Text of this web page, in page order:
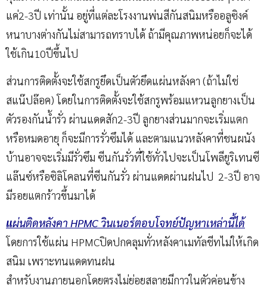
แค่2-3ปี เท่านั้น อยู่ที่แต่ละโรงงานพ่นสีกันสนิมหรืออลูซิงค์
หนาบางต่างกันไม่สามารถทราบได้ ถ้ามีคุณภาพหน่อยก็จะได้
ใช้เกิน10ปีขึ้นไป
ส่วนการติดตั้งจะใช้สกรูยึดเป็นตัวยึดแผ่นหลังคา (ถ้าไม่ใช่
สแน๊ปล๊อค) โดยในการติดตั้งจะใช้สกรูพร้อมแหวนลูกยางเป็น
ตัวรองกันน้ำรั่ว ผ่านแดดสัก2-3ปี ลูกยางส่วนมากจะเริ่มแตก
หรือหมดอายุ ก็จะมีการรั่วซึมได้ และตามแนวหลังคาที่ชนผนัง
บ้านอาจจะเริ่มมีรั่วซึม ซีนกันรั่วที่ใช้ทั่วไปจะเป็นโพลียูริเทนซี
แล๊นซ์หรือซิลิโคลนที่ซีนกันรั่ว ผ่านแดดผ่านฝนไป 2-3ปี อาจ
มีรอยแตกร้าวขึ้นมาได้
แผ่นติดหลังคา HPMC วินเนอร์ตอบโจทย์ปัญหาเหล่านี้ได้
โดยการใช้แผ่น HPMCปิดปกคลุมทั่วหลังคาเมทัลชีทไม่ให้เกิด
สนิม เพราะทนแดดทนฝน
สำหรับงานภายนอกโดยตรงไม่ย่อยสลายมีกาวในตัวค่อนข้าง